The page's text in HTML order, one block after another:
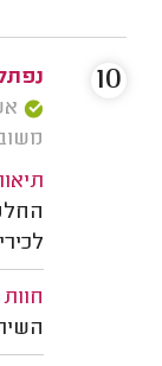
משוב: 17/04/
10